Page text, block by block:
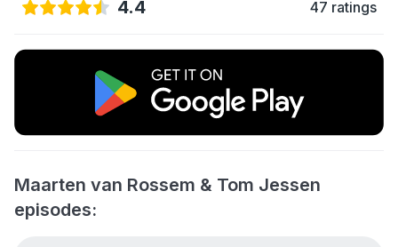
4.4 47 ratings
Maarten van Rossem & Tom Jessen
episodes: